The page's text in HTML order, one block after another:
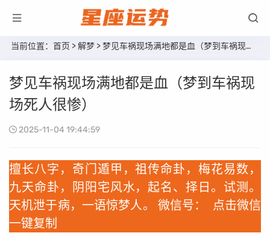
当前位置： 首页 >解梦 > 梦见车祸现场满地都是血（梦到车祸现场死人很惨）
梦见车祸现场满地都是血（梦到车祸现
场死人很惨）
2025-11-04 19:44:59
擅长八字，奇门遁甲，祖传命卦，梅花易数，
九天命卦，阴阳宅风水，起名、择日。试测。
天机泄于病，一语惊梦人。 微信号：
点击微信
一键复制